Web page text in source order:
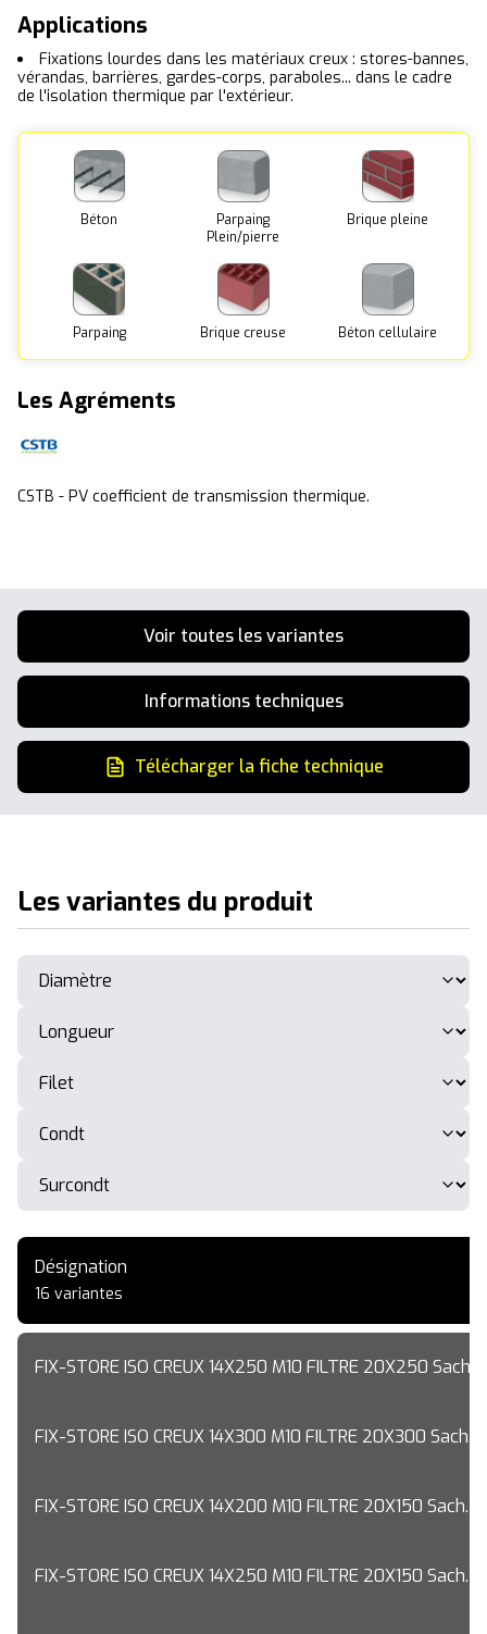
Applications
Fixations lourdes dans les matériaux creux : stores-bannes,
vérandas, barrières, gardes-corps, paraboles... dans le cadre
de l'isolation thermique par l'extérieur.
Béton
Parpaing
Plein/pierre
Brique pleine
Parpaing Brique creuse Béton cellulaire
Les Agréments
CSTB - PV coefficient de transmission thermique.
Voir toutes les variantes
Informations techniques
Télécharger la fiche technique
Les variantes du produit
Désignation
16 variantes
FIX-STORE ISO CREUX 14X250 M10 FILTRE 20X250 Sach.
FIX-STORE ISO CREUX 14X300 M10 FILTRE 20X300 Sach. 2
FIX-STORE ISO CREUX 14X200 M10 FILTRE 20X150 Sach. 2
FIX-STORE ISO CREUX 14X250 M10 FILTRE 20X150 Sach. 2